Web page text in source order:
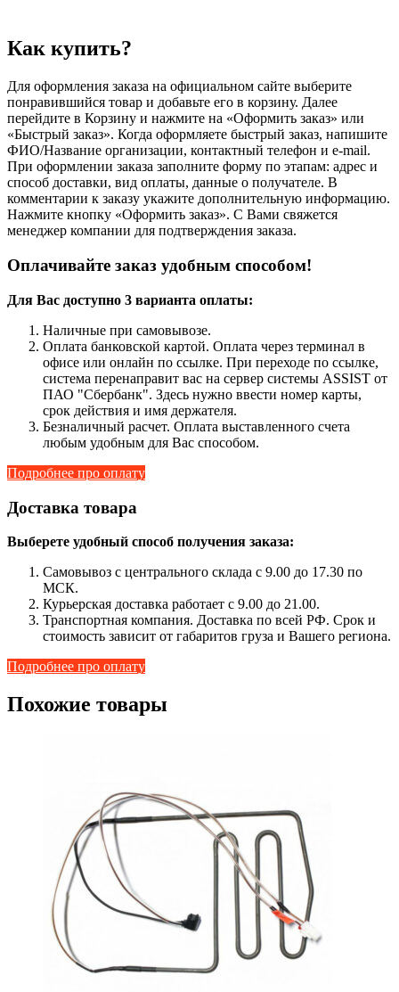
Как купить?
Для оформления заказа на официальном сайте выберите
понравившийся товар и добавьте его в корзину. Далее
перейдите в Корзину и нажмите на «Оформить заказ» или
«Быстрый заказ». Когда оформляете быстрый заказ, напишите
ФИО/Название организации, контактный телефон и e-mail.
При оформлении заказа заполните форму по этапам: адрес и
способ доставки, вид оплаты, данные о получателе. В
комментарии к заказу укажите дополнительную информацию.
Нажмите кнопку «Оформить заказ». С Вами свяжется
менеджер компании для подтверждения заказа.
Оплачивайте заказ удобным способом!
Для Вас доступно 3 варианта оплаты:
Наличные при самовывозе.
Оплата банковской картой. Оплата через терминал в
офисе или онлайн по ссылке. При переходе по ссылке,
система перенаправит вас на сервер системы ASSIST от
ПАО "Сбербанк". Здесь нужно ввести номер карты,
срок действия и имя держателя.
Безналичный расчет. Оплата выставленного счета
любым удобным для Вас способом.
Подробнее про оплату
Доставка товара
Выберете удобный способ получения заказа:
Самовывоз с центрального склада с 9.00 до 17.30 по
МСК.
Курьерская доставка работает с 9.00 до 21.00.
Транспортная компания. Доставка по всей РФ. Срок и
стоимость зависит от габаритов груза и Вашего региона.
Подробнее про оплату
Похожие товары